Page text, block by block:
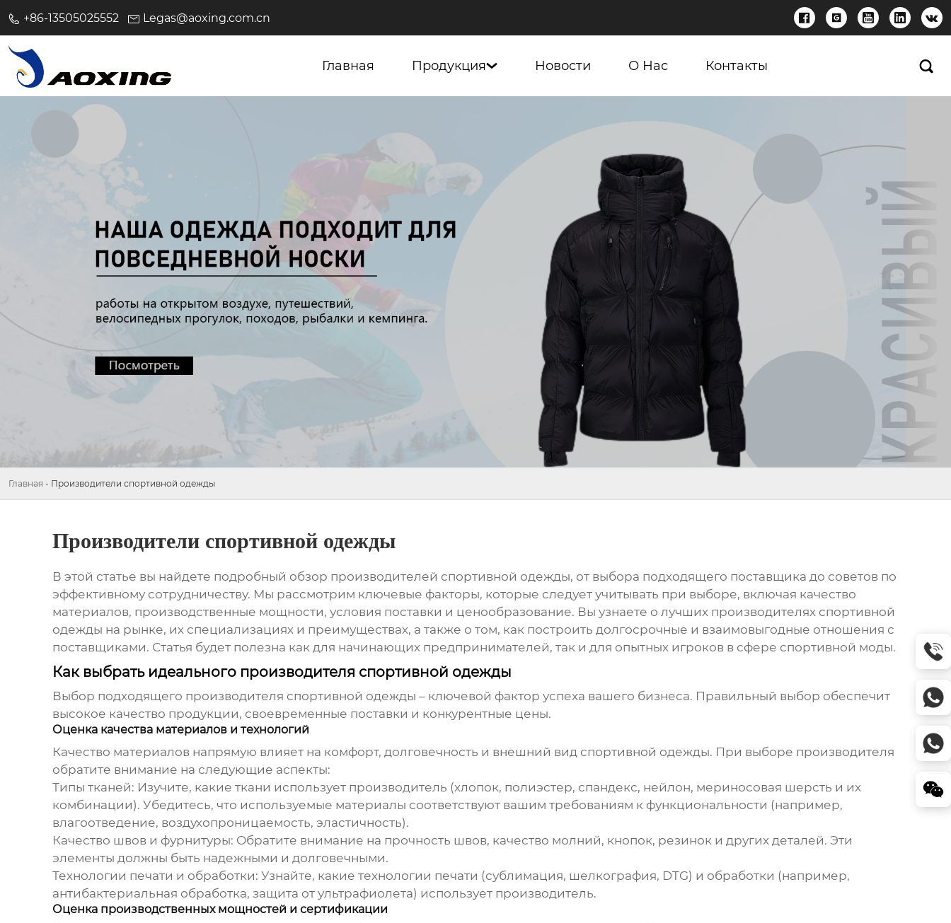
+86-13505025552 Legas@aoxing.com.cn     
Главная Продукция Новости О Нас Контакты 
Главная - Производители спортивной одежды
Производители спортивной одежды
В этой статье вы найдете подробный обзор производителей спортивной одежды, от выбора подходящего поставщика до советов по
эффективному сотрудничеству. Мы рассмотрим ключевые факторы, которые следует учитывать при выборе, включая качество
материалов, производственные мощности, условия поставки и ценообразование. Вы узнаете о лучших производителях спортивной
одежды на рынке, их специализациях и преимуществах, а также о том, как построить долгосрочные и взаимовыгодные отношения с
поставщиками. Статья будет полезна как для начинающих предпринимателей, так и для опытных игроков в сфере спортивной моды.
Как выбрать идеального производителя спортивной одежды
Выбор подходящего производителя спортивной одежды – ключевой фактор успеха вашего бизнеса. Правильный выбор обеспечит
высокое качество продукции, своевременные поставки и конкурентные цены.
Оценка качества материалов и технологий
Качество материалов напрямую влияет на комфорт, долговечность и внешний вид спортивной одежды. При выборе производителя
обратите внимание на следующие аспекты:
Типы тканей: Изучите, какие ткани использует производитель (хлопок, полиэстер, спандекс, нейлон, мериносовая шерсть и их
комбинации). Убедитесь, что используемые материалы соответствуют вашим требованиям к функциональности (например,
влагоотведение, воздухопроницаемость, эластичность).
Качество швов и фурнитуры: Обратите внимание на прочность швов, качество молний, кнопок, резинок и других деталей. Эти
элементы должны быть надежными и долговечными.
Технологии печати и обработки: Узнайте, какие технологии печати (сублимация, шелкография, DTG) и обработки (например,
антибактериальная обработка, защита от ультрафиолета) использует производитель.
Оценка производственных мощностей и сертификации